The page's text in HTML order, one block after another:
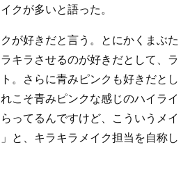
クが多いと語った。
が好きだと言う。とにかくまぶた
キラさせるのが好きだとして、ラ
。さらに青みピンクも好きだとし
こそ青みピンクな感じのハイライ
ってるんですけど、こういうメイ
と、キラキラメイク担当を自称し